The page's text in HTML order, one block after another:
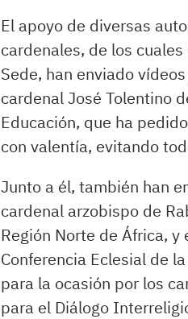
El apoyo de diversas
cardenales, de los
Sede, han enviado
cardenal José Tolentino
Educación, que ha
con valentía, evitando
Junto a él, también han
cardenal arzobispo de
Región Norte de África,
Conferencia Eclesial de
para la ocasión por los
para el Diálogo